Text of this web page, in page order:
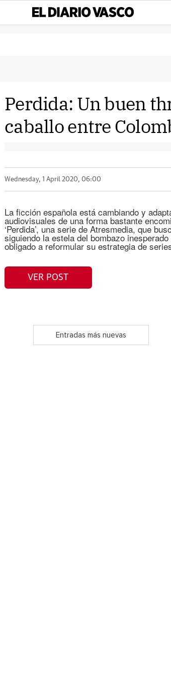
Perdida: Un buen
caballo entre
Wednesday, 1 April 2020, 06:00
La ficción española está cambiando y
audiovisuales de una forma bastante
‘Perdida’, una serie de Atresmedia, que
siguiendo la estela del bombazo
obligado a reformular su estrategia de
VER POST
Entradas más nuevas